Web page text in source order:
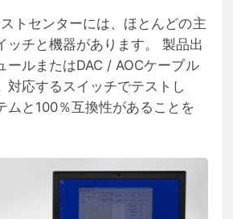
トセンターには、ほとんどの主
ッチと機器があります。 製品出
ールまたはDAC / AOCケーブル
対応するスイッチでテストし
ムと100％互換性があることを